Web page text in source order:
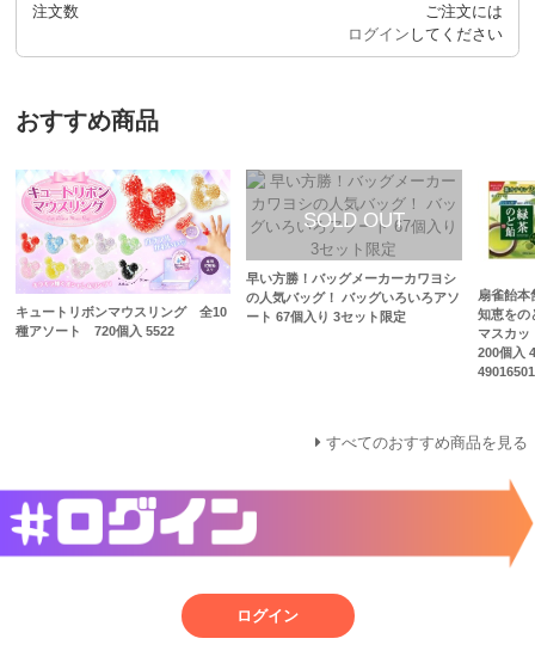
注文数
ご注文には
ログイン してください
おすすめ商品
キュートリボンマウスリング 全10
種アソート 720個入 5522
早い方勝！バッグメーカーカワヨシ
の人気バッグ！ バッグいろいろアソ
ート 67個入り 3セット限定
扇雀飴
知恵をの
マスカ
200個入
すべてのおすすめ商品を見る
ログイン